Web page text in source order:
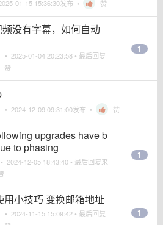
01-15 15:36:30发布 • 赞
没有字幕，如何自动
• 2025-01-04 20:23:58 • 最后回复
赞
1
• 2024-12-09 09:31:00发布 • 赞
upgrades have b
to phasing
• 2024-12-05 18:43:40 • 最后回复来
1
用小技巧 变换邮箱地址
• 2024-11-15 15:09:42 • 最后回复
1